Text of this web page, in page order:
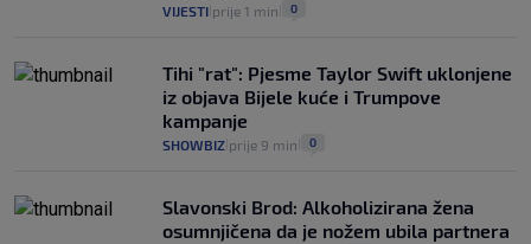
VIJESTI prije 1 min 0
Tihi "rat": Pjesme Taylor Swift uklonjene
iz objava Bijele kuće i Trumpove
kampanje
SHOWBIZ prije 9 min 0
Slavonski Brod: Alkoholizirana žena
osumnjičena da je nožem ubila partnera